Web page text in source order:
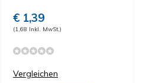
€ 1,39
(1,68 Inkl. MwSt.)
Vergleichen